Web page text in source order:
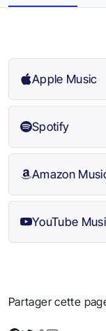
Apple Music
Spotify
Amazon
YouTube
Partager cette